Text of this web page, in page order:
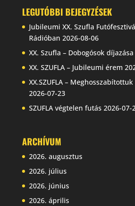
LEGUTÓBBI BEJEGYZÉSEK
Jubileumi XX. Szufla
Rádióban 2026-08-06
XX. Szufla – Dobogósok díjazása
XX. SZUFLA – Jubileumi érem
XX.SZUFLA –
2026-07-23
SZUFLA végtelen futás 2026-07-
ARCHÍVUM
2026. augusztus
2026. július
2026. június
2026. április